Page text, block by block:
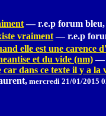
— r.e.p forum bleu,
vraiment — r.e.p
elle est une carence
et du vide (nm) —
dans ce texte il y a
mercredi 21/01/2015